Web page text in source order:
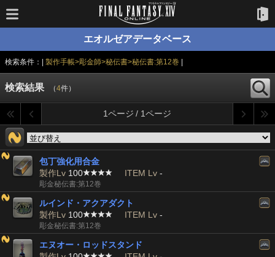
エオルゼアデータベース
検索条件：| 製作手帳>彫金師>秘伝書>秘伝書:第12巻
検索結果 （4件）
1ページ / 1ページ
包丁強化用合金
製作Lv 100 ITEM Lv -
彫金秘伝書:第12巻
ルインド・アクアダクト
製作Lv 100 ITEM Lv -
彫金秘伝書:第12巻
エヌオー・ロッドスタンド